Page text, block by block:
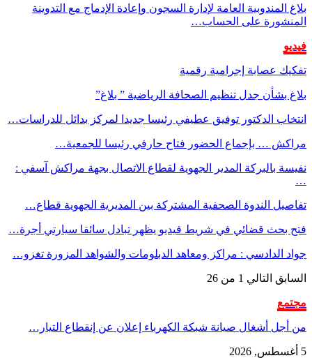
بلاغ المندوبية العامة لإدارة السجون وإعادة الإدماج مع التدوينة
المنشورة على الحساب…
فيديو
تفكيك عصابة إجرامية رقمية
بلاغ بشأن جدل تنظيم الصحافة الرياضية ” بلاغ”
انتخاب الدكتور توفيق عطيفي رئيسا جديدا لمركز بدائل للدراسات…
مراكش … بإجماع الحضور فتاح حارفي رئيسا للجمعية…
نفيسة بالبركة المدير الجهوية لقطاع الاتصال بجهة مراكش آسفي :
…
تفاصيل الندوة الصحفية المشتركة بين المديرية الجهوية قطاع…
فتح بحث قضائي في شريط فيديو يظهر تبادل سائقا سيارتي أجرة…
جواد الدادسي : مراكز ومعاهد الدبلومات والشواهد المزورة تغزو…
السابق التالي 1 من 26
مجتمع
من أجل أشغال صيانة شبكة الكهرباء إعلان عن إنقطاع التيار…
5 أغسطس, 2026